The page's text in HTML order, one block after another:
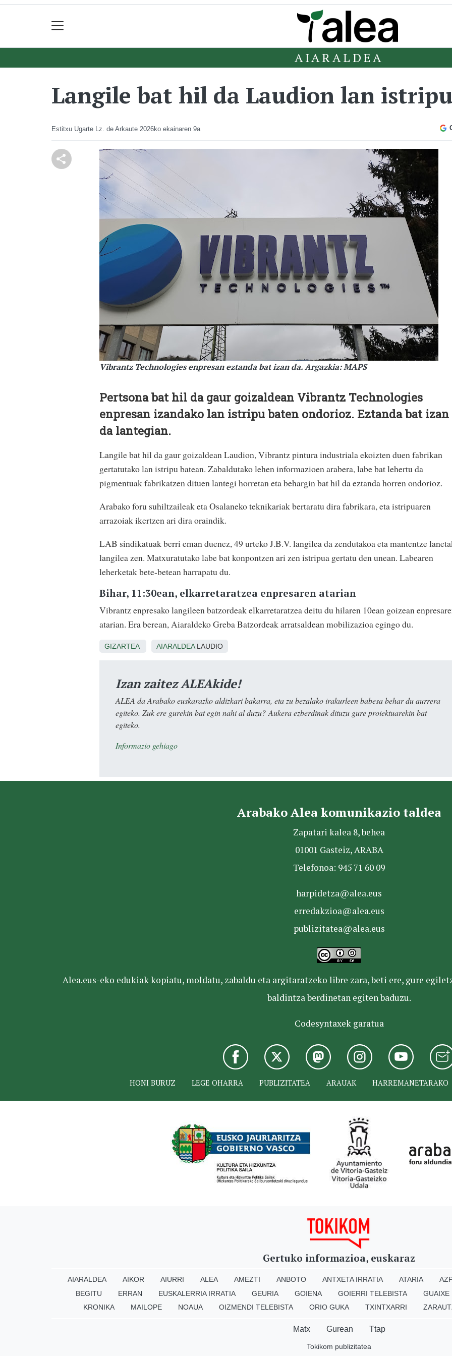
AIARALDEA
Langile bat hil da Laudion lan
Estitxu Ugarte Lz. de Arkaute 2026ko ekainaren 9a
Vibrantz Technologies enpresan eztanda bat izan da. Argazkia: MAPS
Pertsona bat hil da gaur goizaldean Vibrantz Technologies
enpresan izandako lan istripu baten ondorioz. Eztanda bat izan
da lantegian.
Langile bat hil da gaur goizaldean Laudion, Vibrantz pintura industriala ekoizten duen fabrikan
gertatutako lan istripu batean. Zabaldutako lehen informazioen arabera, labe bat lehertu da
pigmentuak fabrikatzen dituen lantegi horretan eta behargin bat hil da eztanda horren ondorioz.
Arabako foru suhiltzaileak eta Osalaneko teknikariak bertaratu dira fabrikara, eta istripuaren
arrazoiak ikertzen ari dira oraindik.
LAB sindikatuak berri eman duenez, 49 urteko J.B.V. langilea da zendutakoa eta mantentze
langilea zen. Matxuratutako labe bat konpontzen ari zen istripua gertatu den unean. Labearen
leherketak bete-betean harrapatu du.
Bihar, 11:30ean, elkarretaratzea enpresaren atarian
Vibrantz enpresako langileen batzordeak elkarretaratzea deitu du hilaren 10ean goizean
atarian. Era berean, Aiaraldeko Greba Batzordeak arratsaldean mobilizazioa egingo du.
GIZARTEA AIARALDEALAUDIO
Izan zaitez ALEAkide!
ALEA da Arabako euskarazko aldizkari bakarra, eta zu bezalako irakurleen babesa behar du aurrera
egiteko. Zuk ere gurekin bat egin nahi al duzu? Aukera ezberdinak dituzu gure proiektuarekin bat
egiteko.
Informazio gehiago
Arabako Alea komunikazio taldea
Zapatari kalea 8, behea
01001 Gasteiz, ARABA
Telefonoa: 945 71 60 09
harpidetza@alea.eus
erredakzioa@alea.eus
publizitatea@alea.eus
Alea.eus-eko edukiak kopiatu, moldatu, zabaldu eta argitaratzeko libre zara, beti ere, gure
baldintza berdinetan egiten baduzu.
Codesyntaxek garatua
HONI BURUZ LEGE OHARRA PUBLIZITATEA ARAUAK HARREMANETARAKO
Gertuko informazioa, euskaraz
AIARALDEA AIKOR AIURRI ALEA AMEZTI ANBOTO ANTXETA IRRATIA ATARIA
BEGITU
ERRAN EUSKALERRIA IRRATIA GEURIA GOIENA GOIERRI TELEBISTA GUAIXE
KRONIKA
MAILOPE NOAUA OIZMENDI TELEBISTA ORIO GUKA TXINTXARRI
Matx Gurean Ttap
Tokikom publizitatea